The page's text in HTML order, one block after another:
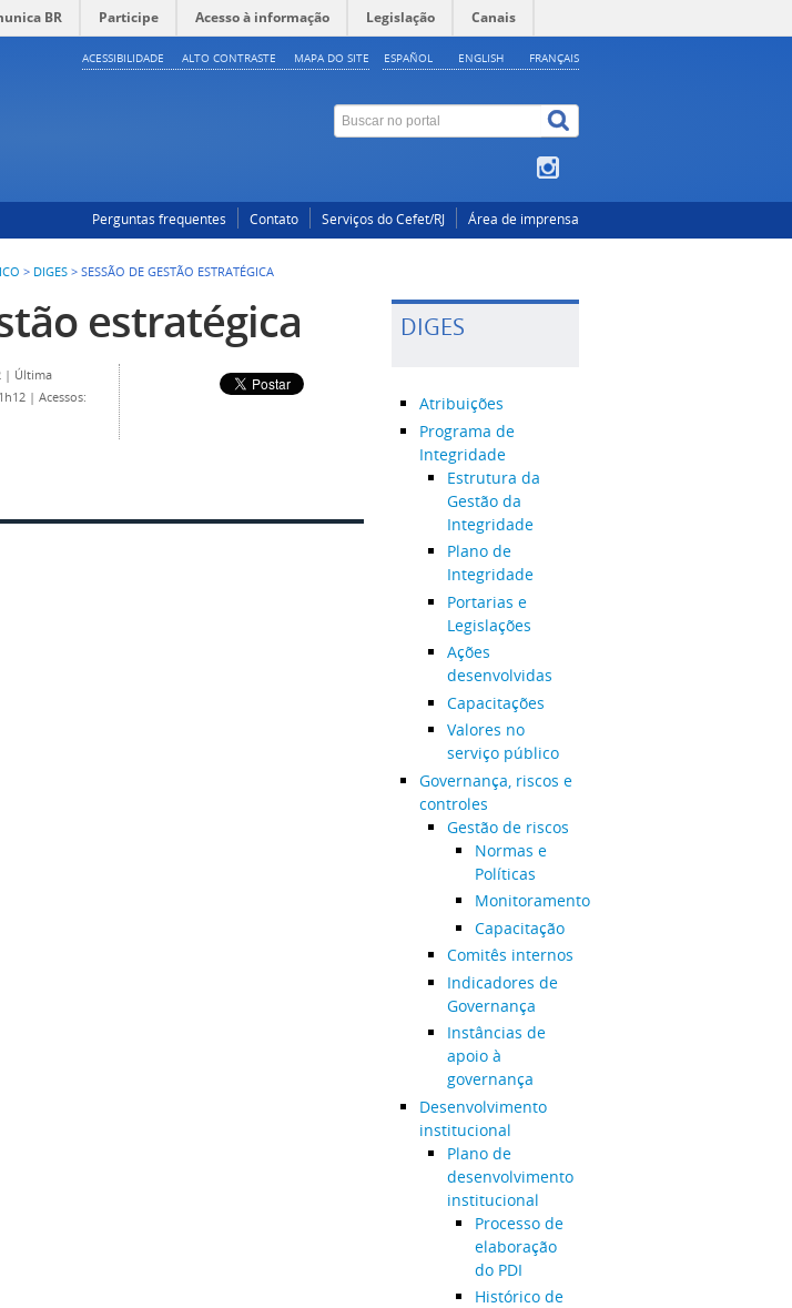
BR Participe Acesso à informação Legislação Canais
ESPAÑOL ENGLISH FRANÇAIS
ACESSIBILIDADE ALTO CONTRASTE MAPA DO SITE
Perguntas frequentes Contato Serviços do Cefet/RJ Área de imprensa
> DIGES > SESSÃO DE GESTÃO ESTRATÉGICA
estratégica
| Última
| Acessos:
DIGES
Atribuições
Programa de
Integridade
Estrutura da
Gestão da
Integridade
Plano de
Integridade
Portarias e
Legislações
Ações
desenvolvidas
Capacitações
Valores no
serviço público
Governança, riscos e
controles
Gestão de riscos
Normas e
Políticas
Monitoramento
Capacitação
Comitês internos
Indicadores de
Governança
Instâncias de
apoio à
governança
Desenvolvimento
institucional
Plano de
desenvolvimento
institucional
Processo de
elaboração
do PDI
Histórico de